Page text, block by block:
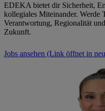
EDEKA bietet dir Sicherheit,
kollegiales Miteinander. Werde
Verantwortung, Regionalität
Zukunft.
Jobs ansehen (Link öffnet in